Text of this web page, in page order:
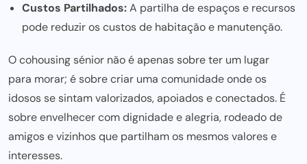
Custos Partilhados:A partilha de espaços e recursos
pode reduzir os custos de habitação e manutenção.
O cohousing sénior não é apenas sobre ter um lugar
para morar; é sobre criar uma comunidade ondeos
idosos se sintam valorizados, apoiados e conectados. É
sobre envelhecer com dignidade e alegria, rodeado de
amigos e vizinhos que partilham os mesmos valores e
interesses.